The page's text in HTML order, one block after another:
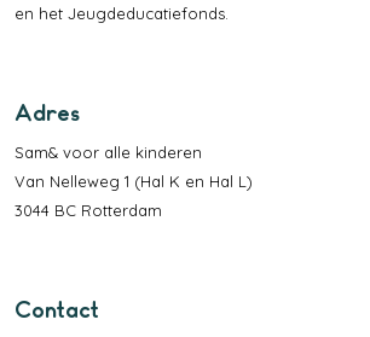
en het Jeugdeducatiefonds
Adres
Sam& voor alle kinderen
Van Nelleweg 1 (Hal K en Hal L)
3044 BC Rotterdam
Contact